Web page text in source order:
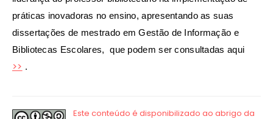
práticas inovadoras no ensino, apresentando as suas
dissertações de mestrado em Gestão de Informação e
Bibliotecas Escolares, que podem ser consultadas aqui
>> .